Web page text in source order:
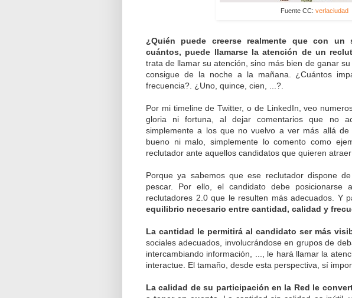
Fuente CC: verlaciudad
¿Quién puede creerse realmente que con
cuántos, puede llamarse la atención de un
trata de llamar su atención, sino más bien de ganar
consigue de la noche a la mañana. ¿Cuántos
frecuencia?. ¿Uno, quince, cien, ...?.
Por mi timeline de Twitter, o de LinkedIn, veo
gloria ni fortuna, al dejar comentarios que no
simplemente a los que no vuelvo a ver más allá
bueno ni malo, simplemente lo comento como
reclutador ante aquellos candidatos que quieren atraer
Porque ya sabemos que ese reclutador dispone
pescar. Por ello, el candidato debe posicionarse
reclutadores 2.0 que le resulten más adecuados. Y
equilibrio necesario entre cantidad, calidad y
La cantidad le permitirá al candidato ser más
sociales adecuados, involucrándose en grupos de
intercambiando información, ..., le hará llamar la
interactue. El tamaño, desde esta perspectiva, sí
La calidad de su participación en la Red le